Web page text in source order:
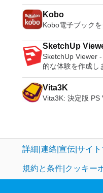
Mint、NT
OpenSUSE、
Ubuntu、Ultimate
XP（SP2以降）、
R2、Windows
Windows 8。 *このリストは完全ではあ
りません。 サポー
次のとおりです。
オランダ、ノルス
ガル、ポルトガル
スロベンツキー、
Srpski、Suomi、
4K、HEVC /
ンツをサポート全
ニターで2.35：1
YouTubeおよび
360ビデオを再生
の向上：Microsoft
Riftをサポート
ート注：これは商
Features include: Powerful 3D Graphics
- DirectX 10* and
VMware
vSphere and
and drop VMs
Restricted and
Protection and
Machines - Time-
machines. Latest
memory.
IPv6-to-IPv4 NAT
2GB. Enhanced
Bluetooth, HD
Kobo
Kobo電子ブック
SketchUp
SketchUp Viewer
的な体験を作成し
Vita3K
Vita3K: 決定版 PS
詳細 連絡 宣伝 サイ
規約と条件 クッキー